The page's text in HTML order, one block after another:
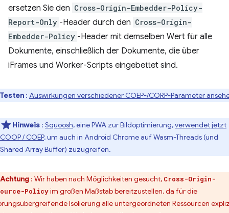
ersetzen Sie den Cross-Origin-Embedder-Policy-
Report-Only -Header durch den Cross-Origin-
Embedder-Policy -Header mit demselben Wert für alle
Dokumente, einschließlich der Dokumente, die über
iFrames und Worker-Scripts eingebettet sind.
Testen : Auswirkungen verschiedener COEP-/CORP-Parameter
Hinweis : Squoosh, eine PWA zur Bildoptimierung,verwendet jetzt
COOP / COEP, um auch in Android Chrome auf Wasm-Threads (und
Shared Array Buffer) zuzugreifen.
Achtung : Wir haben nach Möglichkeiten gesucht, Cross-Origin-
Policyim großen Maßstab bereitzustellen, da für die
Isolierung alle untergeordneten Ressourcen